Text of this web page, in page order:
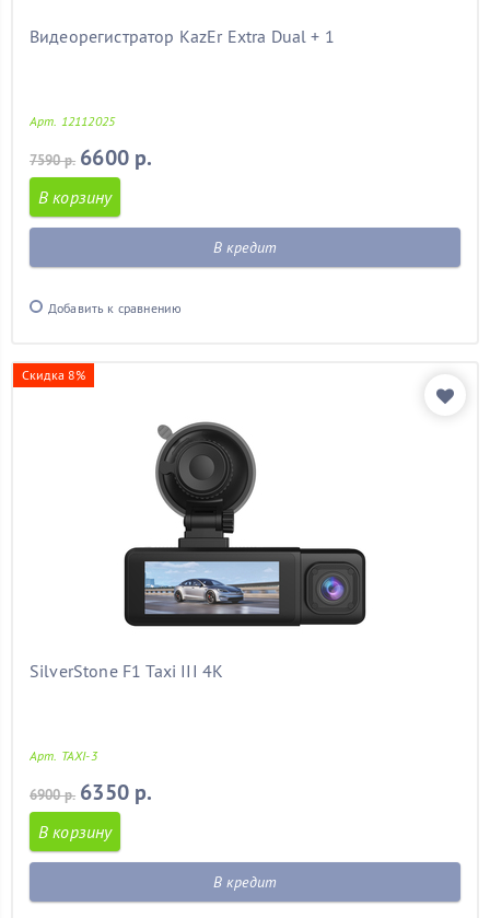
Видеорегистратор KazEr Extra Dual + 1
Арт. 12112025
7590 р. 6600 р.
В корзину
В кредит
Добавить к сравнению
Скидка 8%
SilverStone F1 Taxi III 4K
Арт. TAXI-3
6900 р. 6350 р.
В корзину
В кредит